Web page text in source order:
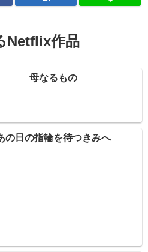
Netflix作品
母なるもの
の日の指輪を待つきみへ